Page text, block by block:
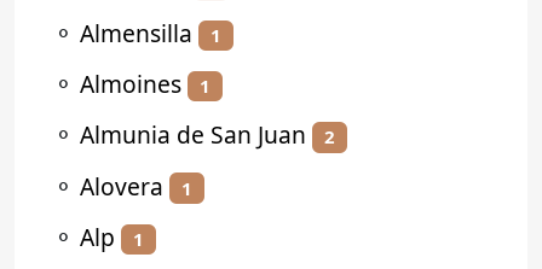
⚬ Almensilla 1
⚬ Almoines 1
⚬ Almunia de San Juan 2
⚬ Alovera 1
⚬ Alp 1